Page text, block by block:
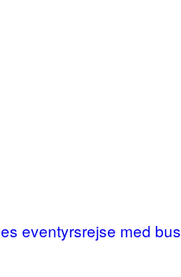
eventyrsrejse med bus